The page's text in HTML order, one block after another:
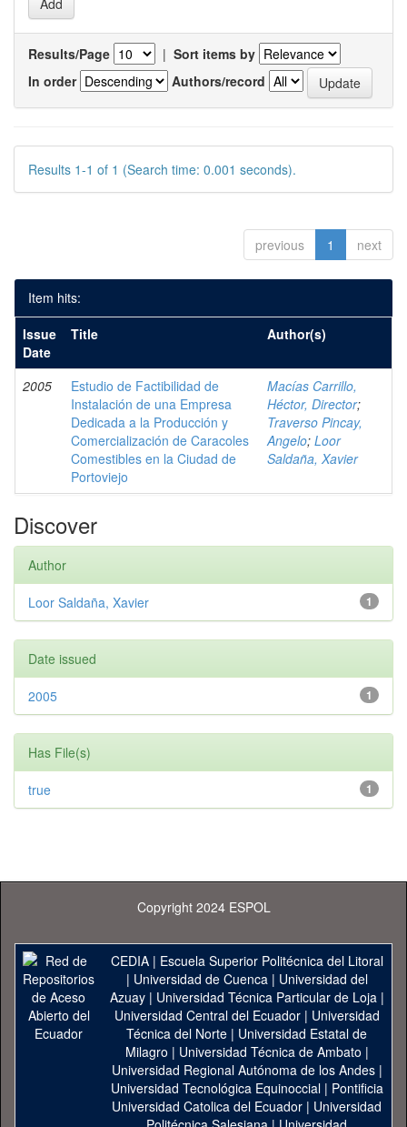
Results/Page | Sort items by
In order
Authors/record
Results 1-1 of 1 (Search time: 0.001 seconds).
previous 1 next
Item hits:
Issue
Date
Title Author(s)
2005
Estudio de Factibilidad de
Instalación de una Empresa
Dedicada a la Producción y
Comercialización de Caracoles
Comestibles en la Ciudad de
Portoviejo
Macías Carrillo,
Héctor, Director;
Traverso Pincay,
Angelo; Loor
Saldaña, Xavier
Discover
Author
1
Loor Saldaña, Xavier
Date issued
1
2005
Has File(s)
1
true
Copyright 2024 ESPOL
CEDIA| Escuela Superior Politécnica del Litoral
| Universidad de Cuenca| Universidad del
Azuay| Universidad Técnica Particular de Loja|
Universidad Central del Ecuador| Universidad
Técnica del Norte | Universidad Estatal de
Milagro | Universidad Técnica de Ambato |
Universidad Regional Autónoma de los Andes|
Universidad Tecnológica Equinoccial| Pontificia
Universidad Catolica del Ecuador | Universidad